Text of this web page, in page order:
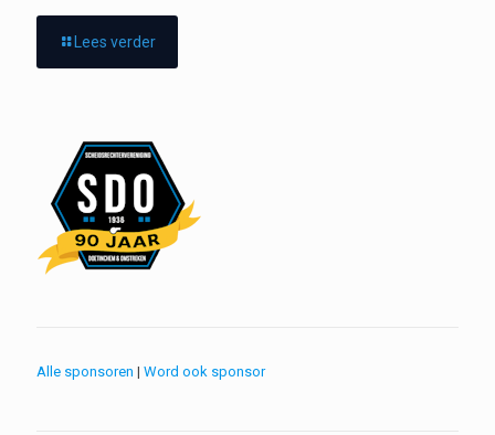
Lees verder
Alle sponsoren | Word ook sponsor